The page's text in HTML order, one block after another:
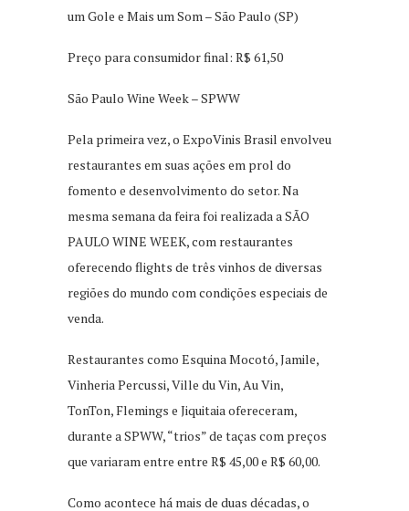
um Gole e Mais um Som – São Paulo (SP)
Preço para consumidor final: R$ 61,50
São Paulo Wine Week – SPWW
Pela primeira vez, o ExpoVinis Brasil envolveu
restaurantes em suas ações em prol do
fomento e desenvolvimento do setor. Na
mesma semana da feira foi realizada a SÃO
PAULO WINE WEEK, com restaurantes
oferecendo flights de três vinhos de diversas
regiões do mundo com condições especiais de
venda.
Restaurantes como Esquina Mocotó, Jamile,
Vinheria Percussi, Ville du Vin, Au Vin,
TonTon, Flemings e Jiquitaia ofereceram,
durante a SPWW, “trios” de taças com preços
que variaram entre entre R$ 45,00 e R$ 60,00.
Como acontece há mais de duas décadas, o